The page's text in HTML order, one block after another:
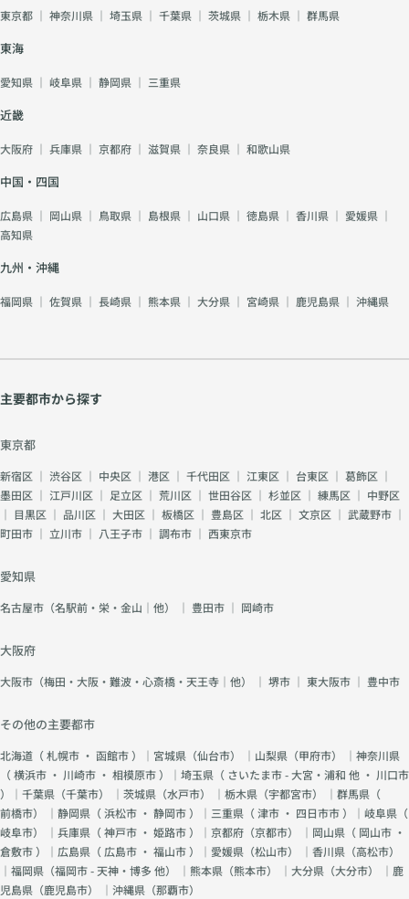
東京都 ｜ 神奈川県 ｜ 埼玉県 ｜ 千葉県 ｜ 茨城県 ｜ 栃木県 ｜ 群馬県
東海
愛知県 ｜ 岐阜県 ｜ 静岡県 ｜ 三重県
近畿
大阪府 ｜ 兵庫県 ｜ 京都府 ｜ 滋賀県 ｜ 奈良県 ｜ 和歌山県
中国・四国
広島県 ｜ 岡山県 ｜ 鳥取県 ｜ 島根県 ｜ 山口県 ｜ 徳島県 ｜ 香川県 ｜ 愛媛県 ｜
高知県
九州・沖縄
福岡県 ｜ 佐賀県 ｜ 長崎県 ｜ 熊本県 ｜ 大分県 ｜ 宮崎県 ｜ 鹿児島県 ｜ 沖縄県
主要都市から探す
東京都
新宿区 ｜ 渋谷区 ｜ 中央区 ｜ 港区 ｜ 千代田区 ｜ 江東区 ｜ 台東区 ｜ 葛飾区 ｜
墨田区 ｜ 江戸川区 ｜ 足立区 ｜ 荒川区 ｜ 世田谷区 ｜ 杉並区 ｜ 練馬区 ｜ 中野区
｜ 目黒区 ｜ 品川区 ｜ 大田区 ｜ 板橋区 ｜ 豊島区 ｜ 北区 ｜ 文京区 ｜ 武蔵野市 ｜
町田市 ｜ 立川市 ｜ 八王子市 ｜ 調布市 ｜ 西東京市
愛知県
名古屋市（名駅前・栄・金山｜他） ｜ 豊田市 ｜ 岡崎市
大阪府
大阪市（梅田・大阪・難波・心斎橋・天王寺｜他） ｜ 堺市 ｜ 東大阪市 ｜ 豊中市
その他の主要都市
北海道（札幌市 ・ 函館市）｜宮城県（仙台市） ｜山梨県（甲府市） ｜神奈川県
（横浜市 ・ 川崎市 ・ 相模原市）｜埼玉県（ さいたま市 - 大宮・浦和 他 ・ 川口市
）｜千葉県（千葉市） ｜茨城県（水戸市） ｜栃木県（宇都宮市） ｜群馬県（
前橋市） ｜静岡県（浜松市 ・ 静岡市）｜三重県（津市 ・ 四日市市）｜岐阜県（
岐阜市） ｜兵庫県（神戸市 ・ 姫路市）｜京都府（京都市） ｜岡山県（ 岡山市 ・
倉敷市）｜広島県（ 広島市 ・ 福山市）｜愛媛県（松山市） ｜香川県（高松市）
｜福岡県（福岡市 - 天神・博多 他） ｜熊本県（熊本市） ｜大分県（大分市） ｜鹿
児島県（鹿児島市） ｜沖縄県（那覇市）